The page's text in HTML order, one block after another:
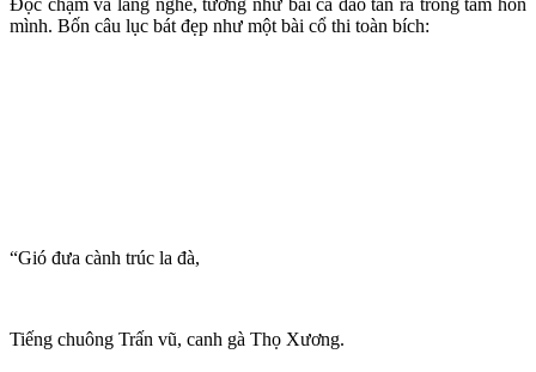
mình. Bốn câu lục bát đẹp như một bài cổ thi toàn bích:
“Gió đưa cành trúc la đà,
Tiếng chuông Trấn vũ, canh gà Thọ Xương.